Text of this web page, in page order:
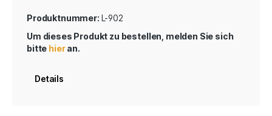
Produktnummer: L-902
Um dieses Produkt zu bestellen, melden Sie sich
bitte hieran.
Details